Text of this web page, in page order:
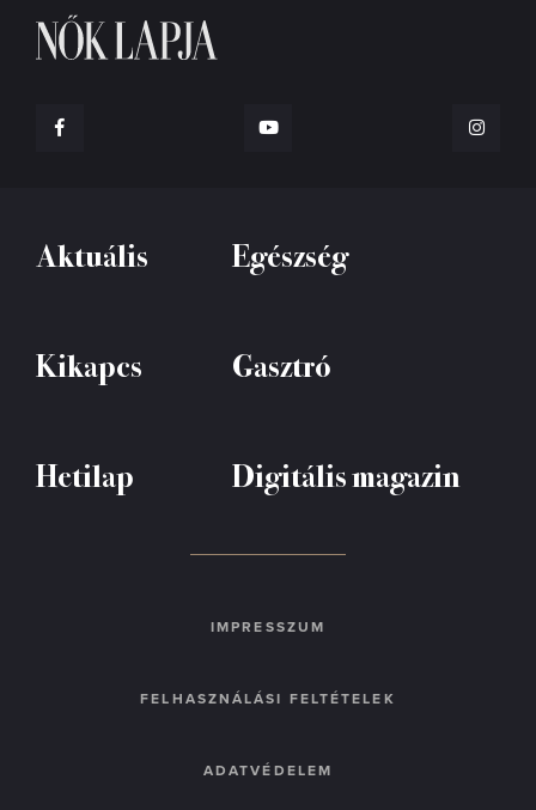
Aktuális Egészség
Kikapcs Gasztró
Hetilap Digitális magazin
IMPRESSZUM
FELHASZNÁLÁSI FELTÉTELEK
ADATVÉDELEM